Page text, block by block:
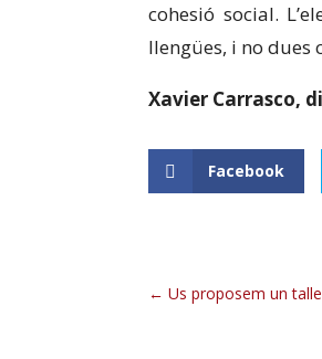
cohesió social.
llengües, i no
Xavier Carrasco,
Facebook
Us proposem un